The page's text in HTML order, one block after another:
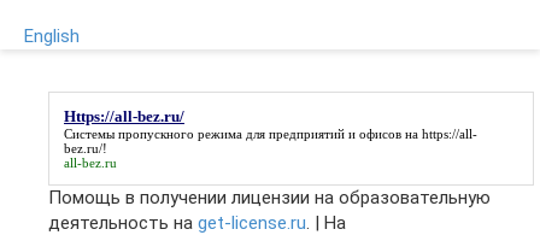
English
Https://all-bez.ru/
Системы пропускного режима для предприятий и офисов на https://all-
bez.ru/!
all-bez.ru
Помощь в получении лицензии на образовательную
деятельность на get-license.ru. | На